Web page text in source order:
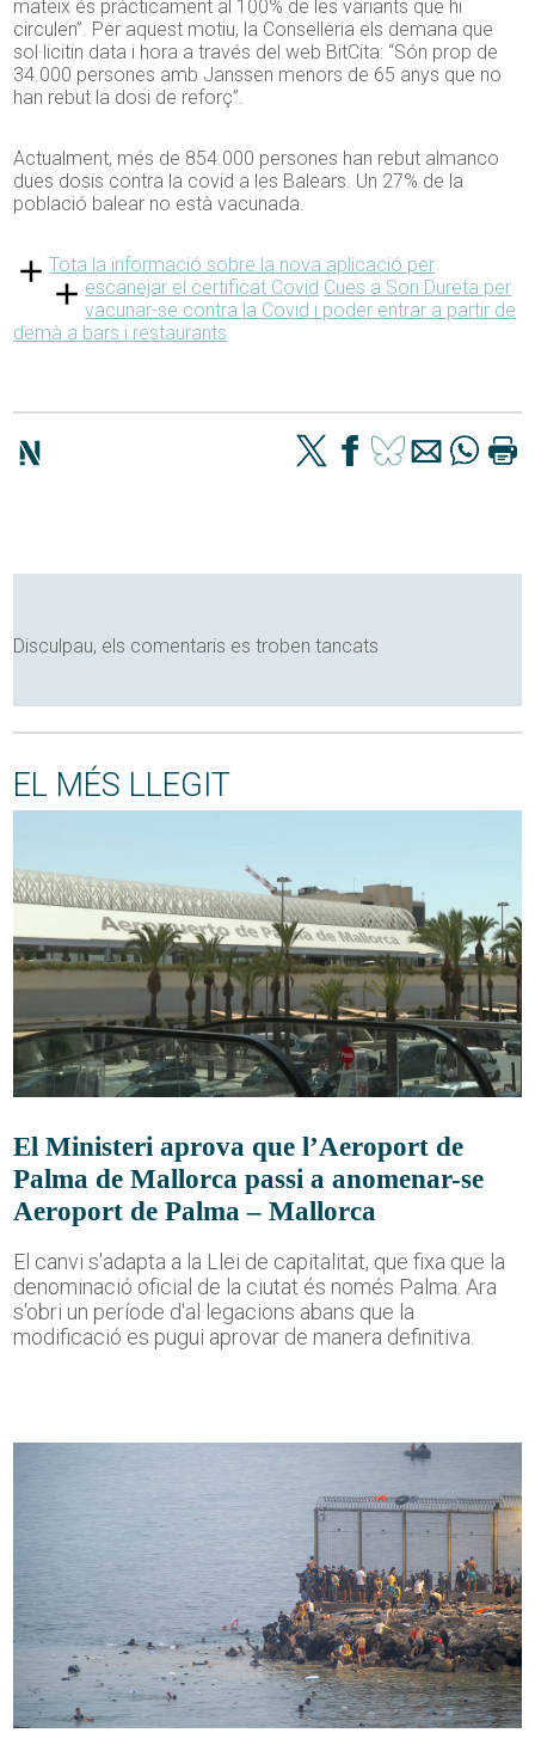
mateix és pràcticament al 100% de les variants que hi
circulen”. Per aquest motiu, la Conselleria els demana que
sol·licitin data i hora a través del web BitCita: “Són prop de
34.000 persones amb Janssen menors de 65 anys que no
han rebut la dosi de reforç”.
Actualment, més de 854.000 persones han rebut almanco
dues dosis contra la covid a les Balears. Un 27% de la
població balear no està vacunada.
Tota la informació sobre la nova aplicació per
escanejar el certificat Covid Cues a Son Dureta per
vacunar-se contra la Covid i poder entrar a partir de
demà a bars i restaurants
Disculpau, els comentaris es troben tancats
EL MÉS LLEGIT
El Ministeri aprova que l’Aeroport de
Palma de Mallorca passi a anomenar-se
Aeroport de Palma – Mallorca
El canvi s'adapta a la Llei de capitalitat, que fixa que la
denominació oficial de la ciutat és només Palma. Ara
s'obri un període d'al·legacions abans que la
modificació es pugui aprovar de manera definitiva.